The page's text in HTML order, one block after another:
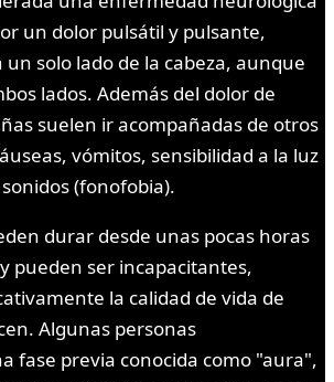
un dolor pulsátil y pulsante,
solo lado de la cabeza, aunque
lados. Además del dolor de
suelen ir acompañadas de otros
vómitos, sensibilidad a la luz
(fonofobia).
durar desde unas pocas horas
pueden ser incapacitantes,
la calidad de vida de
Algunas personas
fase previa conocida como "aura",